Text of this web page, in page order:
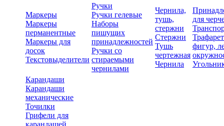
Маркеры
Маркеры
перманентные
Маркеры для
досок
Текстовыделители
Ручки
Ручки гелевые
Наборы
пишущих
принадлежностей
Ручки со
стираемыми
чернилами
Чернила,
тушь,
стержни
Стержни
Тушь
чертежная
Чернила
для
фигур,
Карандаши
Карандаши
механические
Точилки
Грифели для
карандашей